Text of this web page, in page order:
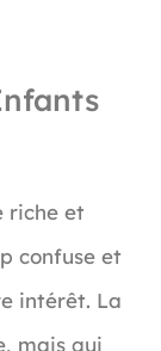
riche et
confuse et
intérêt. La
mais qui